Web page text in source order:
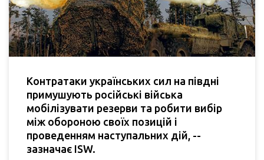
Контратаки українських сил на півдні
примушують російські війська
мобілізувати резерви та робити вибір
між обороною своїх позицій і
проведенням наступальних дій, --
зазначає ISW.